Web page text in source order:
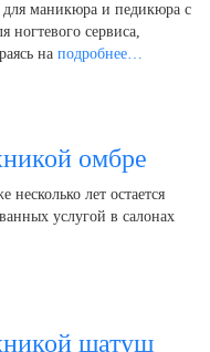
маникюра и педикюра с
ногтевого сервиса,
на подробнее…
омбре
лет остается
услугой в салонах
шатуш